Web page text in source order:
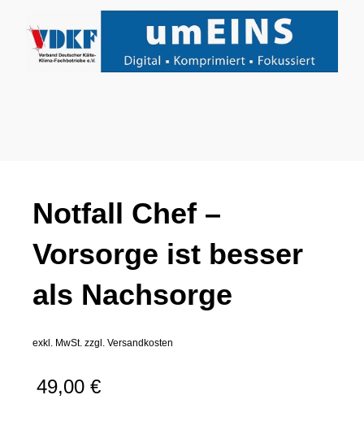
Notfall Chef –
Vorsorge ist besser
als Nachsorge
exkl. MwSt. zzgl. Versandkosten
49,00 €